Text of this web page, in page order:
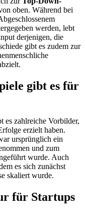
oben. Während bei
werden, lebt
derjenigen, die
gibt es zudem zur
gibt es für
es zahlreiche Vorbilder,
erzielt haben.
ursprünglich ein
und zum
wurde. Auch
es sich zunächst
skaliert wurde.
für Startups